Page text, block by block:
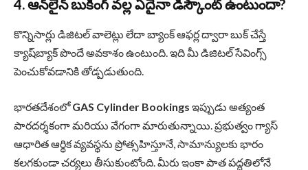
4. ఆన్‌లైన్ బుకింగ్ వల్ల ఏదైనా డిస్కౌంట్ ఉంటుందా?
కొన్నిసార్లు డిజిటల్ వాలెట్లు లేదా బ్యాంక్ ఆఫర్ల ద్వారా బుక్ చేస్తే
క్యాష్‌బ్యాక్ పొందే అవకాశం ఉంటుంది. ఇది మీ డిజిటల్ సేవింగ్స్
పెంచుకోవడానికి తోడ్పడుతుంది.
భారతదేశంలోGAS Cylinder Bookings ఇప్పుడు అత్యంత
పారదర్శకంగా మరియు వేగంగా మారుతున్నాయి. ప్రభుత్వం గ్యాస్
ఆధారిత ఆర్థిక వ్యవస్థను ప్రోత్సహిస్తూనే, సామాన్యులకు భారం
కలగకుండా చర్యలు తీసుకుంటోంది. మీరు ఇంకా పాత పద్ధతిలోనే